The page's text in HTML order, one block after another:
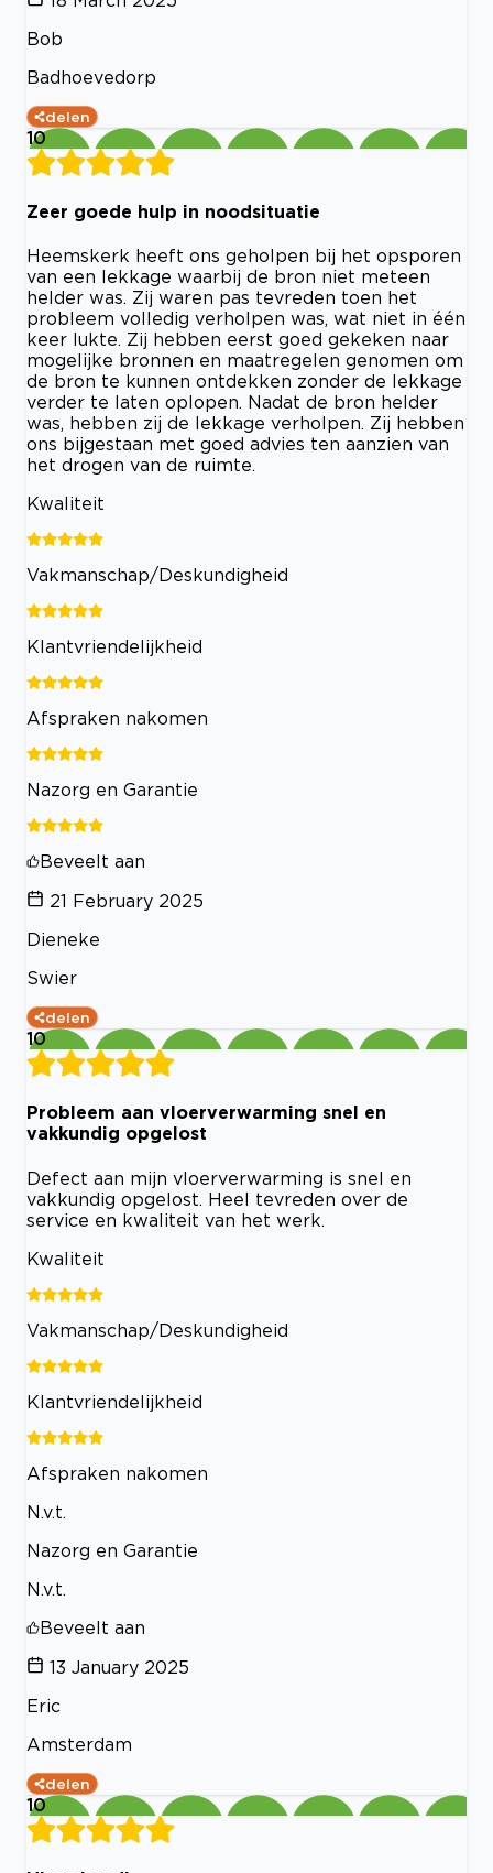
Bob
Badhoevedorp
delen
10
Zeer goede hulp in noodsituatie
Heemskerk heeft ons geholpen bij het opsporen
van een lekkage waarbij de bron niet meteen
helder was. Zij waren pas tevreden toen het
probleem volledig verholpen was, wat niet in één
keer lukte. Zij hebben eerst goed gekeken naar
mogelijke bronnen en maatregelen genomen om
de bron te kunnen ontdekken zonder de lekkage
verder te laten oplopen. Nadat de bron helder
was, hebben zij de lekkage verholpen. Zij hebben
ons bijgestaan met goed advies ten aanzien van
het drogen van de ruimte.
Kwaliteit
Vakmanschap/Deskundigheid
Klantvriendelijkheid
Afspraken nakomen
Nazorg en Garantie
Beveelt aan
21 February 2025
Dieneke
Swier
delen
10
Probleem aan vloerverwarming snel en
vakkundig opgelost
Defect aan mijn vloerverwarming is snel en
vakkundig opgelost. Heel tevreden over de
service en kwaliteit van het werk.
Kwaliteit
Vakmanschap/Deskundigheid
Klantvriendelijkheid
Afspraken nakomen
N.v.t.
Nazorg en Garantie
N.v.t.
Beveelt aan
13 January 2025
Eric
Amsterdam
delen
10